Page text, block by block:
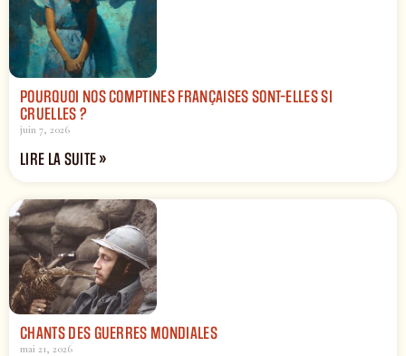
POURQUOI NOS COMPTINES FRANÇAISES SONT-ELLES SI
CRUELLES ?
juin 7, 2026
LIRE LA SUITE »
CHANTS DES GUERRES MONDIALES
mai 21, 2026